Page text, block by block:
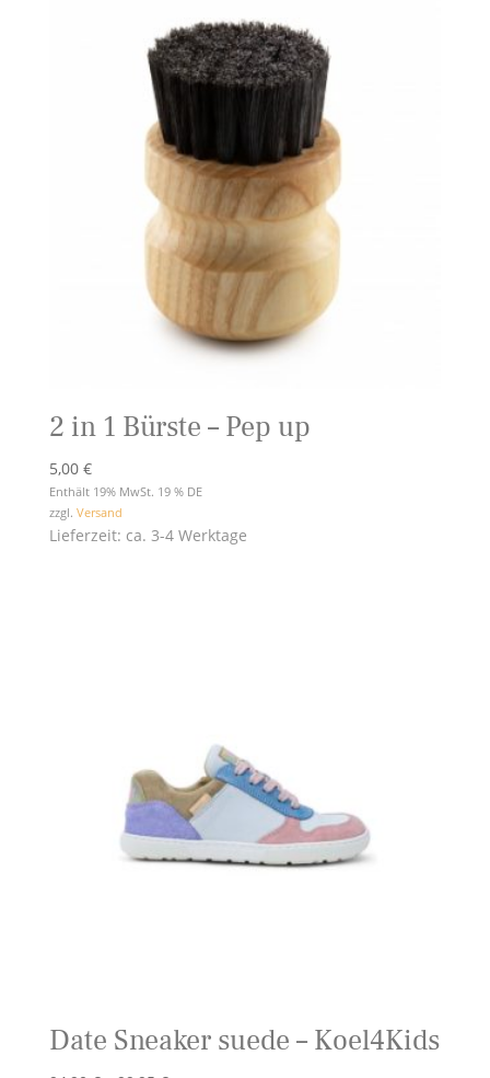
2 in 1 Bürste – Pep up
5,00 €
Enthält 19% MwSt. 19 % DE
zzgl. Versand
Lieferzeit: ca. 3-4 Werktage
Date Sneaker suede – Koel4Kids